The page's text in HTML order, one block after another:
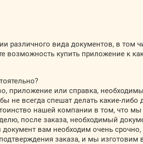
различного вида документов, в том
возможность купить приложение к
приложение или справка,
не всегда спешат делать какие-либо
нашей компании в том, что мы
после заказа, необходимый
вам необходим очень срочно,
заказа, и мы изготовим